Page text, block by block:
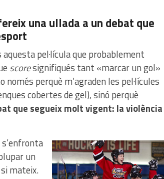
una ullada a un debat que
pel·lícula que probablement
scoresignifiqués tant «marcar un gol»
perquè m’agraden les pel·lícules
cobertes de gel), sinó perquè
que segueix molt vigent: la violència
un
mateix.